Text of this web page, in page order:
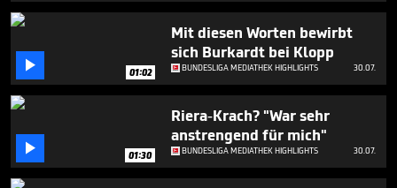
 01:02
Mit diesen Worten bewirbt
sich Burkardt bei Klopp
BUNDESLIGA MEDIATHEK HIGHLIGHTS 30.07.
 01:30
Riera-Krach? "War sehr
anstrengend für mich"
BUNDESLIGA MEDIATHEK HIGHLIGHTS 30.07.